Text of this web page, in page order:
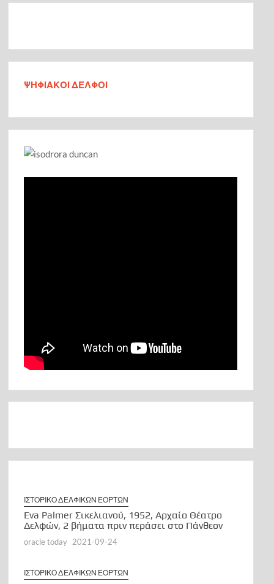
ΨΗΦΙΑΚΟΙ ΔΕΛΦΟΙ
ΙΣΤΟΡΙΚΟ ΔΕΛΦΙΚΩΝ ΕΟΡΤΩΝ
Eva Palmer Σικελιανού, 1952, Αρχαίο Θέατρο
Δελφών, 2 βήματα πριν περάσει στο Πάνθεον
oracle today 2021-09-24
ΙΣΤΟΡΙΚΟ ΔΕΛΦΙΚΩΝ ΕΟΡΤΩΝ